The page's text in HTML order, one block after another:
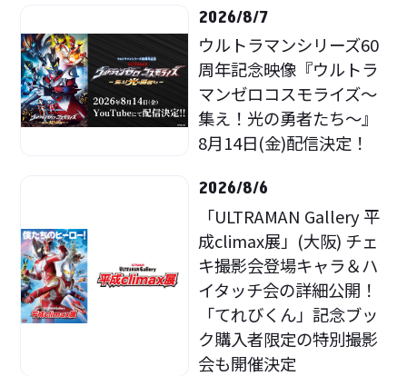
2026/8/7
ウルトラマンシリーズ60
周年記念映像『ウルトラ
マンゼロコスモライズ～
集え！光の勇者たち～』
8月14日(金)配信決定！
2026/8/6
「ULTRAMAN Gallery 平
成climax展」(大阪) チェ
キ撮影会登場キャラ＆ハ
イタッチ会の詳細公開！
「てれびくん」記念ブッ
ク購入者限定の特別撮影
会も開催決定